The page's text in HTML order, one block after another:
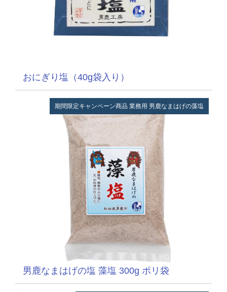
おにぎり塩（40g袋入り）
期間限定キャンペーン商品 業務用 男鹿なまはげの藻塩
男鹿なまはげの塩 藻塩 300g ポリ袋